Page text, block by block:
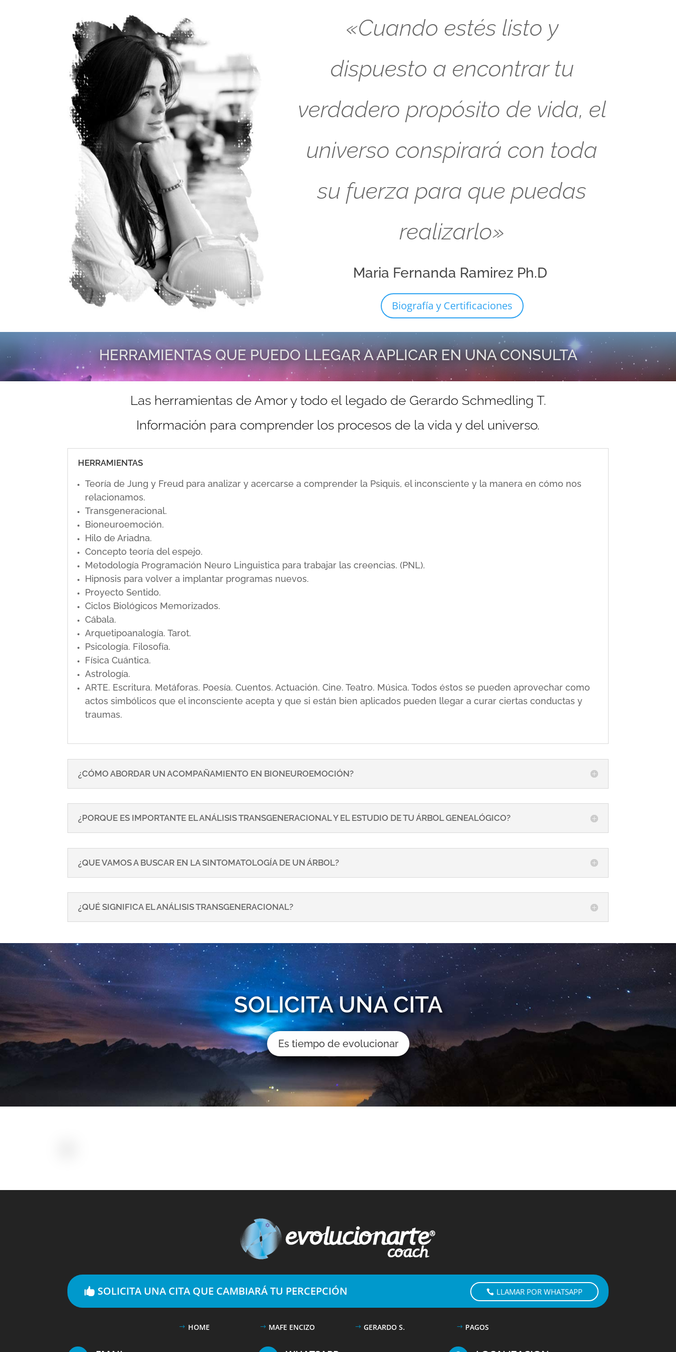
«Cuando estés listo y
dispuesto a encontrar tu
verdadero propósito de vida, el
universo conspirará con toda
su fuerza para que puedas
realizarlo»
Maria Fernanda Ramirez Ph.D
Biografía y Certificaciones
HERRAMIENTAS QUE PUEDO LLEGAR A APLICAR EN UNA CONSULTA
Las herramientas de Amor y todo el legado de Gerardo Schmedling T.
Información para comprender los procesos de la vida y del universo.
HERRAMIENTAS
Teoría de Jung y Freud para analizar y acercarse a comprender la Psiquis, el inconsciente y la manera en cómo nos
relacionamos.
Transgeneracional.
Bioneuroemoción.
Hilo de Ariadna.
Concepto teoría del espejo.
Metodología Programación Neuro Linguistica para trabajar las creencias. (PNL).
Hipnosis para volver a implantar programas nuevos.
Proyecto Sentido.
Ciclos Biológicos Memorizados.
Cábala.
Arquetipoanalogía. Tarot.
Psicología. Filosofía.
Física Cuántica.
Astrología.
ARTE. Escritura. Metáforas. Poesía. Cuentos. Actuación. Cine. Teatro. Música. Todos éstos se pueden aprovechar como
actos simbólicos que el inconsciente acepta y que si están bien aplicados pueden llegar a curar ciertas conductas y
traumas.
¿CÓMO ABORDAR UN ACOMPAÑAMIENTO EN BIONEUROEMOCIÓN?
¿PORQUE ES IMPORTANTE EL ANÁLISIS TRANSGENERACIONAL Y EL ESTUDIO DE TU ÁRBOL GENEALÓGICO?
¿QUE VAMOS A BUSCAR EN LA SINTOMATOLOGÍA DE UN ÁRBOL?
¿QUÉ SIGNIFICA EL ANÁLISIS TRANSGENERACIONAL?
SOLICITA UNA CITA
Es tiempo de evolucionar
SOLICITA UNA CITA QUE CAMBIARÁ TU PERCEPCIÓN LLAMAR POR WHATSAPP
HOME MAFE ENCIZO GERARDO S. PAGOS